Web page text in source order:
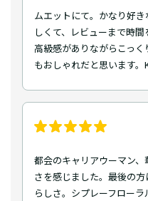
ムエットにて。かなり好
しくて、レビューまで時
高級感がありながらこっ
もおしゃれだと思います。
都会のキャリアウーマン
さを感じました。最後の
らしさ。シプレーフロー